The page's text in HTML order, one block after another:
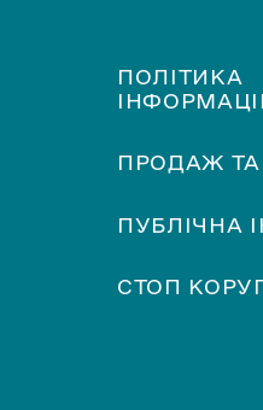
ПОЛІТИКА
ПРОДАЖ
ПУБЛІЧНА
СТОП